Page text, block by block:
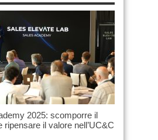
2025: scomporre il
ripensare il valore nell’UC&C